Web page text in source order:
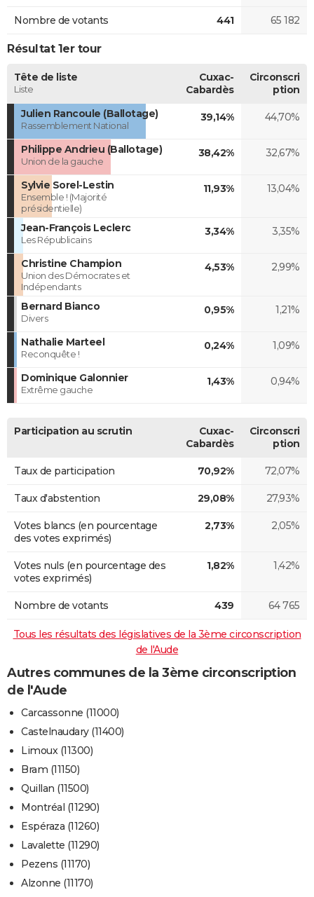
Nombre de votants 441 65 182
Résultat 1er tour
Tête de liste
Liste
Cuxac-
Cabardès
Circonscri
ption
Julien Rancoule (Ballotage)
Rassemblement National
39,14% 44,70%
Philippe Andrieu (Ballotage)
Union de la gauche
38,42% 32,67%
Sylvie Sorel-Lestin
Ensemble ! (Majorité
présidentielle)
11,93% 13,04%
Jean-François Leclerc
Les Républicains
3,34% 3,35%
Christine Champion
Union des Démocrates et
Indépendants
4,53% 2,99%
Bernard Bianco
Divers
0,95% 1,21%
Nathalie Marteel
Reconquête !
0,24% 1,09%
Dominique Galonnier
Extrême gauche
1,43% 0,94%
Participation au scrutin
Cuxac-
Cabardès
Circonscri
ption
Taux de participation 70,92% 72,07%
Taux d'abstention 29,08% 27,93%
Votes blancs (en pourcentage
des votes exprimés)
2,73% 2,05%
Votes nuls (en pourcentage des
votes exprimés)
1,82% 1,42%
Nombre de votants 439 64 765
Tous les résultats des législatives de la 3ème circonscription
de l'Aude
Autres communes de la 3ème circonscription
de l'Aude
Carcassonne (11000)
Castelnaudary (11400)
Limoux (11300)
Bram (11150)
Quillan (11500)
Montréal (11290)
Espéraza (11260)
Lavalette (11290)
Pezens (11170)
Alzonne (11170)